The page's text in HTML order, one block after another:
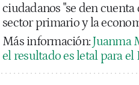
ciudadanos "se den
sector primario y la
Más información: Juanma
el resultado es letal para el